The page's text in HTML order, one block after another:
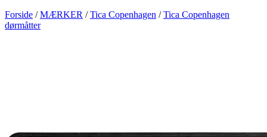
Forside /MÆRKER /Tica Copenhagen /Tica Copenhagen
dørmåtter